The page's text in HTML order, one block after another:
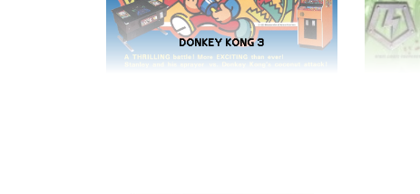
DONKEY KONG 3